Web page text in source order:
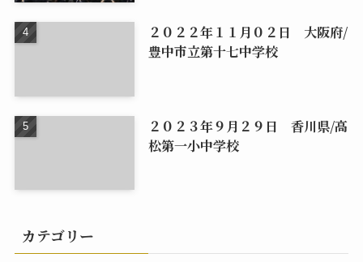
２０２２年１１月０２日 大阪府/
豊中市立第十七中学校
２０２３年９月２９日 香川県/高
松第一小中学校
カテゴリー